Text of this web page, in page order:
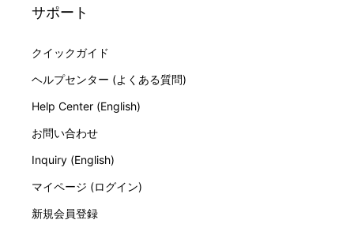
サポート
クイックガイド
ヘルプセンター (よくある質問)
Help Center (English)
お問い合わせ
Inquiry (English)
マイページ (ログイン)
新規会員登録